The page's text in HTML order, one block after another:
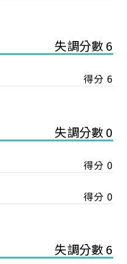
失調分數 6
得分 6
失調分數 0
得分 0
得分 0
失調分數 6
員申請
送出，經本協會理事